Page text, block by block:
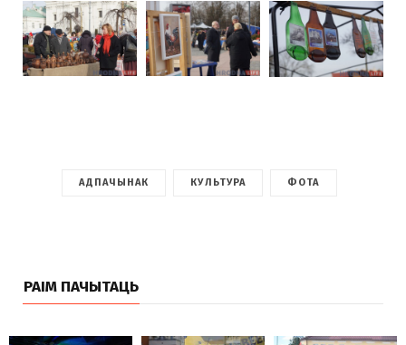
АДПАЧЫНАК КУЛЬТУРА ФОТА
РАІМ ПАЧЫТАЦЬ